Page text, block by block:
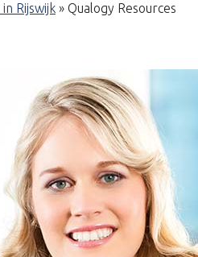
Rijswijk » Qualogy Resources